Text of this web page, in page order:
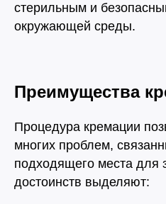
стерильным и
окружающей среды.
Преимущества
Процедура кремации
многих проблем,
подходящего места для
достоинств выделяют:
Людмила